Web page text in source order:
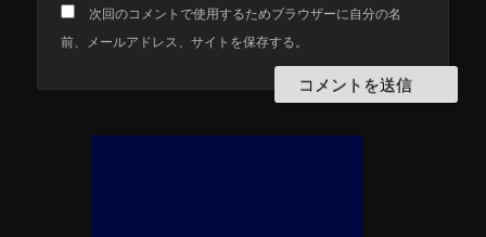
次回のコメントで使用するためブラウザーに自分の名
前、メールアドレス、サイトを保存する。